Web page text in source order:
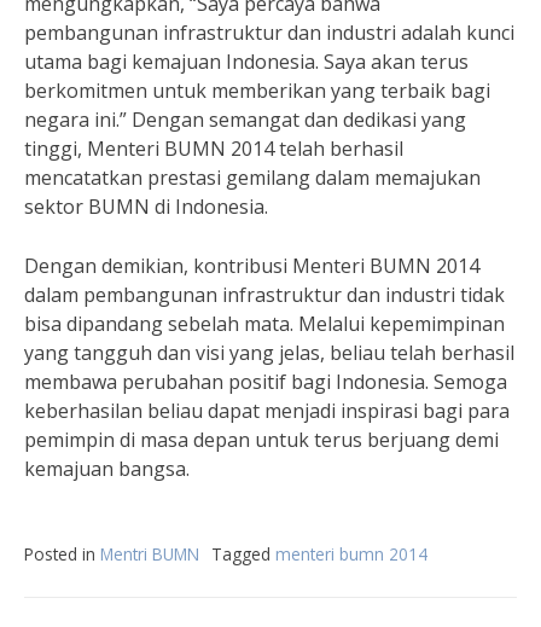
pembangunan infrastruktur dan industri adalah kunci
utama bagi kemajuan Indonesia. Saya akan terus
berkomitmen untuk memberikan yang terbaik bagi
negara ini.” Dengan semangat dan dedikasi yang
tinggi, Menteri BUMN 2014 telah berhasil
mencatatkan prestasi gemilang dalam memajukan
sektor BUMN di Indonesia.
Dengan demikian, kontribusi Menteri BUMN 2014
dalam pembangunan infrastruktur dan industri tidak
bisa dipandang sebelah mata. Melalui kepemimpinan
yang tangguh dan visi yang jelas, beliau telah berhasil
membawa perubahan positif bagi Indonesia. Semoga
keberhasilan beliau dapat menjadi inspirasi bagi para
pemimpin di masa depan untuk terus berjuang demi
kemajuan bangsa.
Posted in Mentri BUMN Tagged menteri bumn 2014